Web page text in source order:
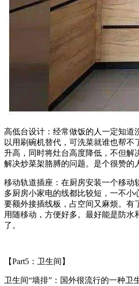
高低台设计：经常做饭的人一定知道
以用刷碗机替代，可洗菜就谁也帮不
升高，同时将灶台高度降低，不但解
解决炒菜架胳膊的问题。是个很赞的
移动轨道插座：在厨房安装一个移动
多厨房小家电的线都比较短，一不小
要额外接插线板，占空间又麻烦。有
用随移动，方便好多。最好能是防水
了。
【Part5：卫生间】
卫生间“墙排”：国外很流行的一种卫